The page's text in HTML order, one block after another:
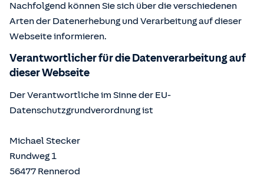
Nachfolgend können Sie sich über die verschiedenen
Arten der Datenerhebung und Verarbeitung auf dieser
Webseite informieren.
Verantwortlicher für die Datenverarbeitung auf
dieser Webseite
Der Verantwortliche im Sinne der EU-
Datenschutzgrundverordnung ist
Michael Stecker
Rundweg 1
56477 Rennerod